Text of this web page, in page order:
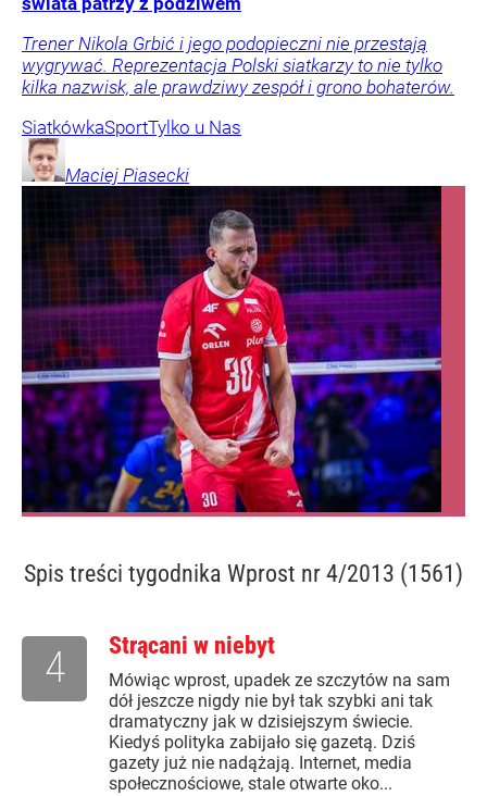
Trener Nikola Grbić i jego podopieczni nie przestają
wygrywać. Reprezentacja Polski siatkarzy to nie tylko
kilka nazwisk, ale prawdziwy zespół i grono bohaterów.
SiatkówkaSportTylko u Nas
Maciej Piasecki
Spis treści tygodnika Wprost nr 4/2013 (1561)
Strącani w niebyt
Mówiąc wprost, upadek ze szczytów na sam
dół jeszcze nigdy nie był tak szybki ani tak
dramatyczny jak w dzisiejszym świecie.
Kiedyś polityka zabijało się gazetą. Dziś
gazety już nie nadążają. Internet, media
społecznościowe, stale otwarte oko...
4